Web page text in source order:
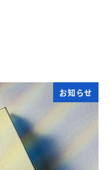
お知らせ